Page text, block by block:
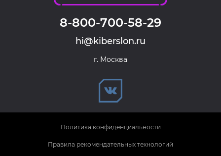
8-800-700-58-29
hi@kiberslon.ru
г. Москва
Политика конфиденциальности
Правила рекомендательных технологий